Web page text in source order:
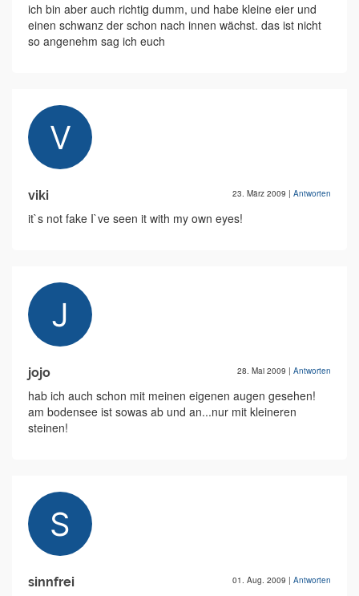
ich bin aber auch richtig dumm, und habe kleine eier und
einen schwanz der schon nach innen wächst. das ist nicht
so angenehm sag ich euch
viki 23. März 2009 | Antworten
it`s not fake I`ve seen it with my own eyes!
jojo 28. Mai 2009 | Antworten
hab ich auch schon mit meinen eigenen augen gesehen!
am bodensee ist sowas ab und an...nur mit kleineren
steinen!
sinnfrei 01. Aug. 2009 | Antworten